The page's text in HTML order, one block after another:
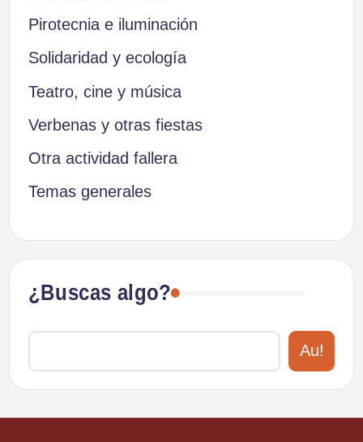
Pirotecnia e iluminación
Solidaridad y ecología
Teatro, cine y música
Verbenas y otras fiestas
Otra actividad fallera
Temas generales
¿Buscas algo?
Au!